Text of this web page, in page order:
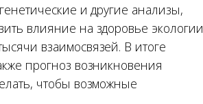
и другие анализы,
влияние на здоровье экологии
взаимосвязей. В итоге
прогноз возникновения
чтобы возможные